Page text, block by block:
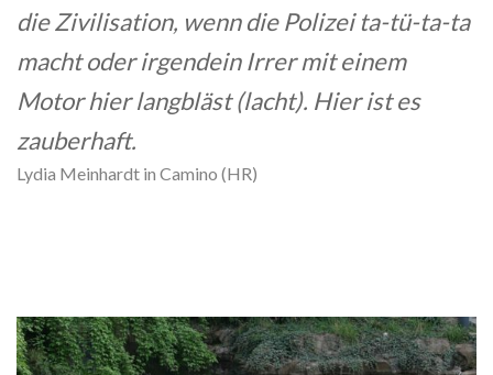
die Zivilisation, wenn die Polizei ta-tü-ta-ta
macht oder irgendein Irrer mit einem
Motor hier langbläst (lacht). Hier ist es
zauberhaft.
Lydia Meinhardt in Camino (HR)